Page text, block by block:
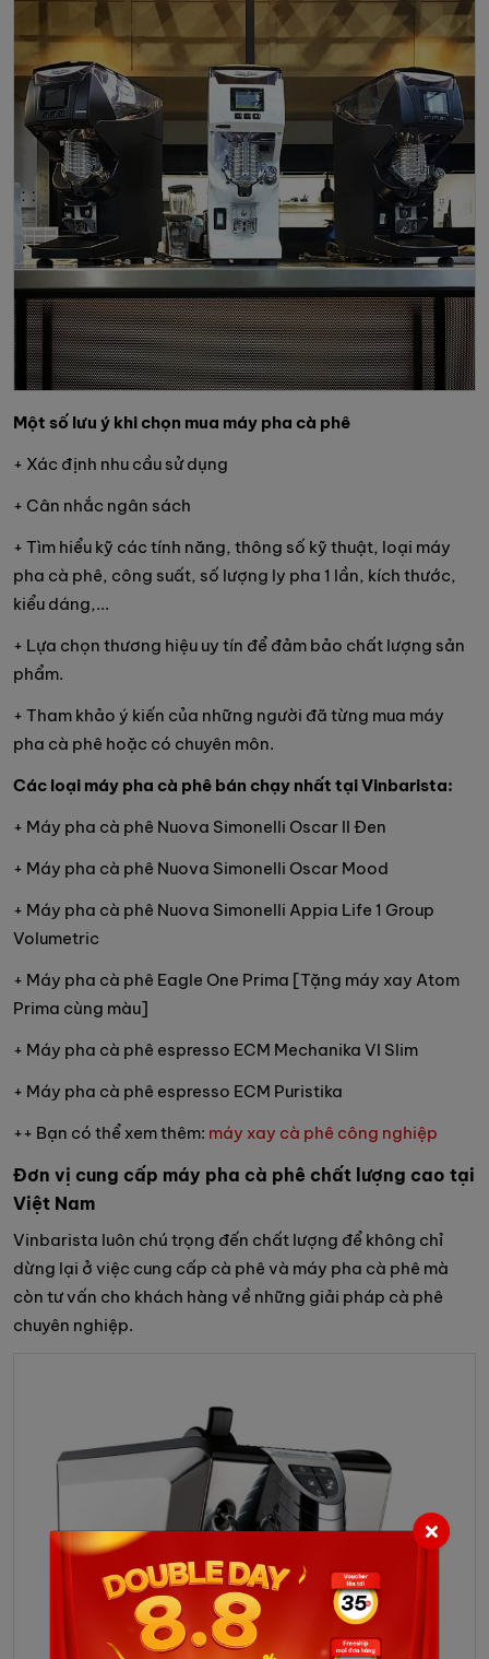
Một số lưu ý khi chọn mua máy pha cà phê
+ Xác định nhu cầu sử dụng
+ Cân nhắc ngân sách
+ Tìm hiểu kỹ các tính năng, thông số kỹ thuật, loại máy
pha cà phê, công suất, số lượng ly pha 1 lần, kích thước,
kiểu dáng,...
+ Lựa chọn thương hiệu uy tín để đảm bảo chất lượng sản
phẩm.
+ Tham khảo ý kiến của những người đã từng mua máy
pha cà phê hoặc có chuyên môn.
Các loại máy pha cà phê bán chạy nhất tại Vinbarista:
+ Máy pha cà phê Nuova Simonelli Oscar II Đen
+ Máy pha cà phê Nuova Simonelli Oscar Mood
+ Máy pha cà phê Nuova Simonelli Appia Life 1 Group
Volumetric
+ Máy pha cà phê Eagle One Prima [Tặng máy xay Atom
Prima cùng màu]
+ Máy pha cà phê espresso ECM Mechanika VI Slim
+ Máy pha cà phê espresso ECM Puristika
++ Bạn có thể xem thêm: máy xay cà phê công nghiệp
Đơn vị cung cấp máy pha cà phê chất lượng cao tại
Việt Nam
Vinbarista luôn chú trọng đến chất lượng để không chỉ
dừng lại ở việc cung cấp cà phê và máy pha cà phê mà
còn tư vấn cho khách hàng về những giải pháp cà phê
chuyên nghiệp.